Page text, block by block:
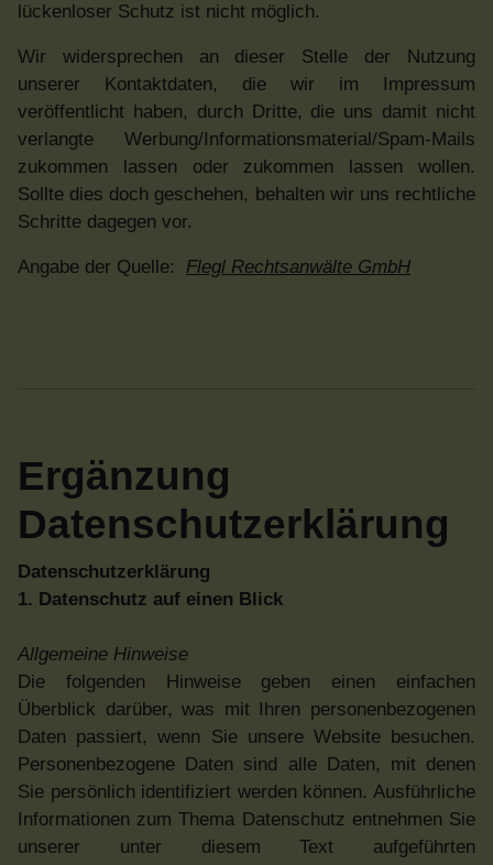
lückenloser Schutz ist nicht möglich.
Wir widersprechen an dieser Stelle der Nutzung
unserer Kontaktdaten, die wir im Impressum
veröffentlicht haben, durch Dritte, die uns damit nicht
verlangte Werbung/Informationsmaterial/Spam-Mails
zukommen lassen oder zukommen lassen wollen.
Sollte dies doch geschehen, behalten wir uns rechtliche
Schritte dagegen vor.
Angabe der Quelle: Flegl Rechtsanwälte GmbH
Ergänzung
Datenschutzerklärung
Datenschutzerklärung
1. Datenschutz auf einen Blick
Allgemeine Hinweise
Die folgenden Hinweise geben einen einfachen
Überblick darüber, was mit Ihren personenbezogenen
Daten passiert, wenn Sie unsere Website besuchen.
Personenbezogene Daten sind alle Daten, mit denen
Sie persönlich identifiziert werden können. Ausführliche
Informationen zum Thema Datenschutz entnehmen Sie
unserer unter diesem Text aufgeführten